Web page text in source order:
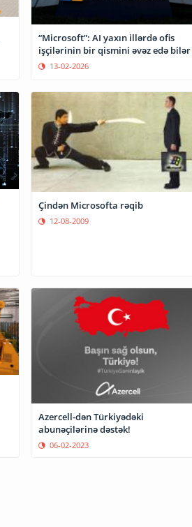
“Microsoft”: AI yaxın illərdə ofis
işçilərinin bir qismini əvəz edə bilər
13-02-2026
Çindən Microsofta rəqib
12-08-2009
Azercell-dən Türkiyədəki
abunəçilərinə dəstək!
06-02-2023